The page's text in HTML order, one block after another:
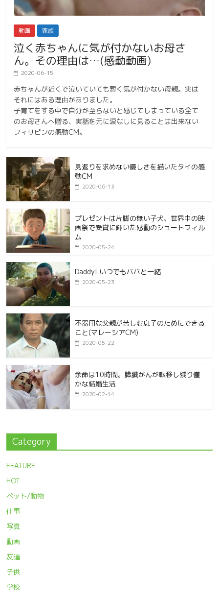
動画 家族
泣く赤ちゃんに気が付かないお母さ
ん。その理由は…(感動動画)
2020-06-15
赤ちゃんが近くで泣いていても暫く気が付かない母親。実は
それにはある理由がありました。
子育てをする中で自分が至らないと感じてしまっている全て
のお母さんへ贈る、実話を元に涙なしに見ることは出来ない
フィリピンの感動CM。
見返りを求めない優しさを描いたタイの感
動CM
2020-06-13
プレゼントは片脚の無い子犬、世界中の映
画祭で受賞に輝いた感動のショートフィル
ム
2020-05-24
Daddy! いつでもパパと一緒
2020-05-23
不器用な父親が苦しむ息子のためにできる
こと(マレーシアCM)
2020-05-22
余命は10時間。膵臓がんが転移し残り僅
かな結婚生活
2020-02-14
Category
FEATURE
HOT
ペット/動物
仕事
写真
動画
友達
子供
学校